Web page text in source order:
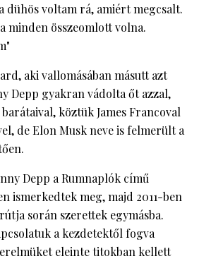
dühös voltam rá, amiért megcsalt.
minden összeomlott volna.
aki vallomásában másutt azt
Depp gyakran vádolta őt azzal,
köztük James Francoval
de Elon Musk neve is felmerült a
Depp a Rumnaplók című
ismerkedtek meg, majd 2011-ben
során szerettek egymásba.
a kezdetektől fogva
eleinte titokban kellett